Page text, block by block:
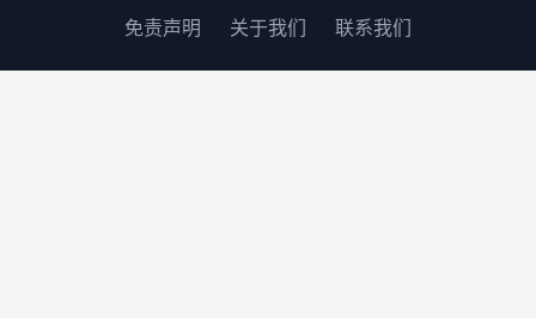
免责声明 关于我们 联系我们